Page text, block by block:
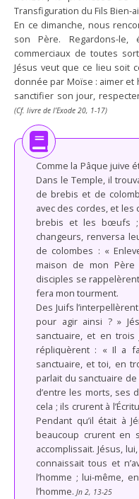
Transfiguration du Fils Bien-
En ce dimanche, nous
son Père. Regardons-
commerciaux de toutes
Jésus veut que ce lieu soit
donnée par Moïse : aimer
sanctifier son jour,
(Cf. livre de l’Exode 20, 1-17)
Comme la Pâque juive
Dans le Temple, il
de brebis et de
avec des cordes, et les
brebis et les bœufs
changeurs, renversa
de colombes : «
maison de mon Père
disciples se
fera mon tourment.
Des Juifs
pour agir ainsi ? »
sanctuaire, et en
répliquèrent : « Il a
sanctuaire, et toi, en
parlait du sanctuaire
d’entre les morts, ses
cela ; ils crurent à
Pendant qu’il était à
beaucoup crurent en
accomplissait. Jésus,
connaissait tous et
l’homme ; lui-même,
l’homme. Jn 2, 13-25